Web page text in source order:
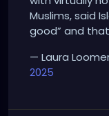
Muslims, said
good” and
— Laura
2025